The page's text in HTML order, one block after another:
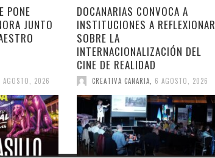
PONE
JUNTO
AGOSTO, 2026
DOCANARIAS CONVOCA A
INSTITUCIONES A REFLEXIONAR
SOBRE LA
INTERNACIONALIZACIÓN DEL
CINE DE REALIDAD
CREATIVA CANARIA 6 AGOSTO, 2026